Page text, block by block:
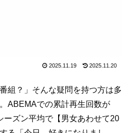
2025.11.19 2025.11.20
組？」そんな疑問を持つ方は多
ABEMAでの累計再生回数が
ーズン平均で【男女あわせて20